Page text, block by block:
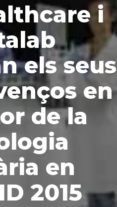
i
els seus
en
de la
en
2015